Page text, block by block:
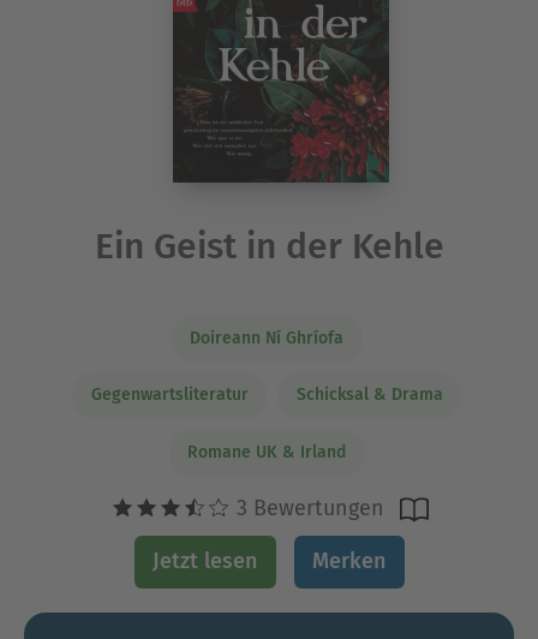
Ein Geist in der Kehle
Doireann Ní Ghríofa
Gegenwartsliteratur Schicksal & Drama
Romane UK & Irland
3 Bewertungen
Jetzt lesen Merken